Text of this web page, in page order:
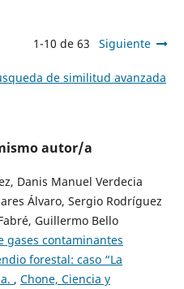
1-10 de 63 Siguiente
de similitud avanzada
autor/a
Danis Manuel Verdecia
Álvaro, Sergio Rodríguez
Guillermo Bello
gases contaminantes
forestal: caso “La
, Chone, Ciencia y